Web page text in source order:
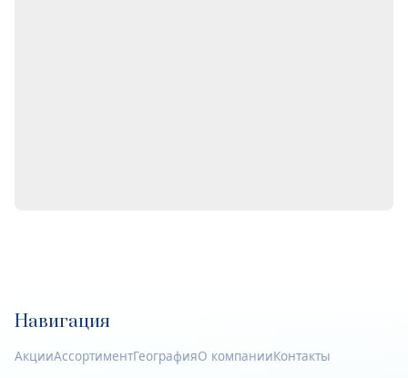
Навигация
АкцииАссортиментГеографияО компанииКонтакты